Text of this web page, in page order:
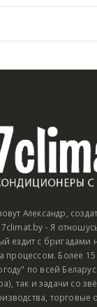
Александр,
- Я
ездит с бригадами
процессом. Более
по всей
так и задачи со
торговые